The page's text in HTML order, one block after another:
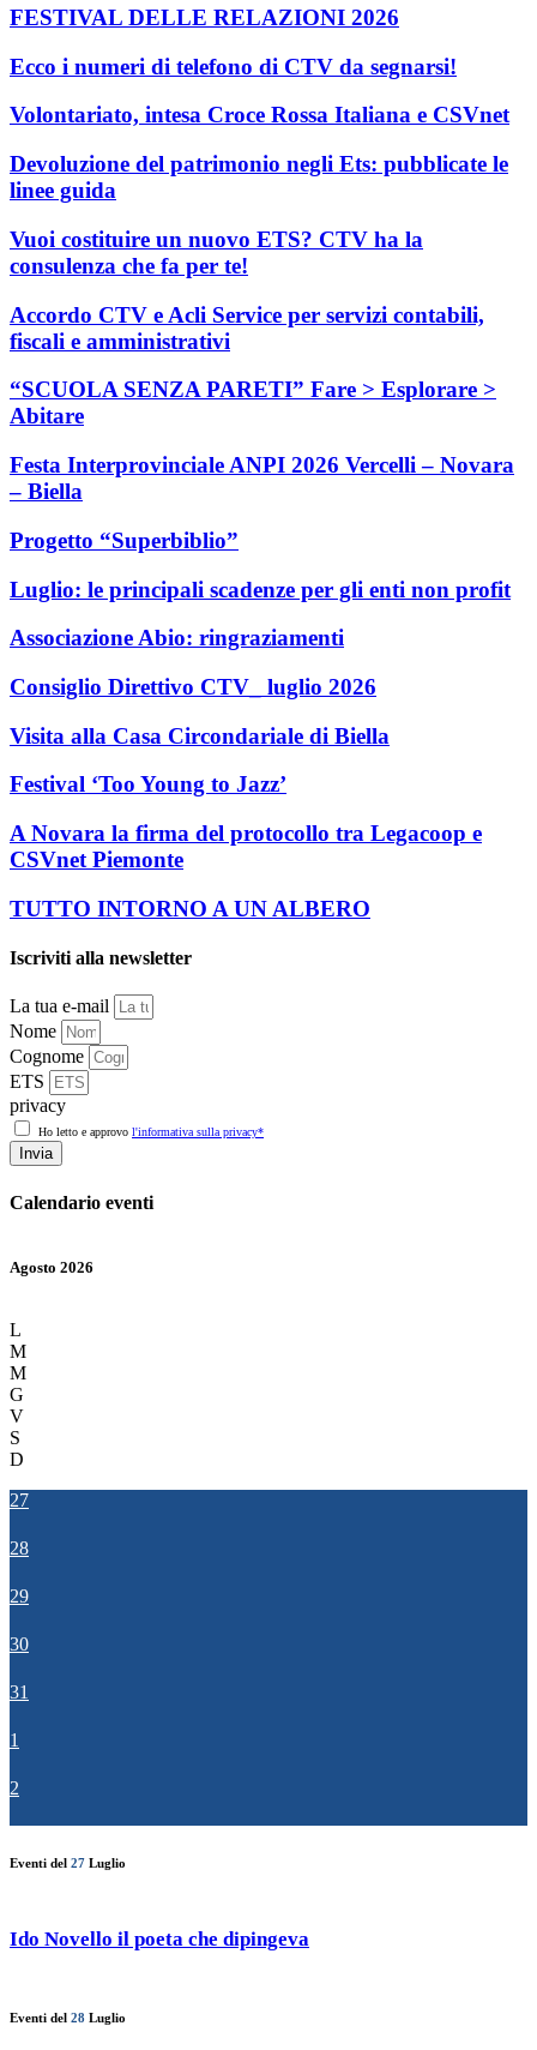
FESTIVAL DELLE RELAZIONI 2026
Ecco i numeri di telefono di CTV da segnarsi!
Volontariato, intesa Croce Rossa Italiana e CSVnet
Devoluzione del patrimonio negli Ets: pubblicate le
linee guida
Vuoi costituire un nuovo ETS? CTV ha la
consulenza che fa per te!
Accordo CTV e Acli Service per servizi contabili,
fiscali e amministrativi
“SCUOLA SENZA PARETI” Fare > Esplorare >
Abitare
Festa Interprovinciale ANPI 2026 Vercelli – Novara
– Biella
Progetto “Superbiblio”
Luglio: le principali scadenze per gli enti non profit
Associazione Abio: ringraziamenti
Consiglio Direttivo CTV_ luglio 2026
Visita alla Casa Circondariale di Biella
Festival ‘Too Young to Jazz’
A Novara la firma del protocollo tra Legacoop e
CSVnet Piemonte
TUTTO INTORNO A UN ALBERO
Iscriviti alla newsletter
La tua e-mail
Nome
Cognome
ETS
privacy
Ho letto e approvo l'informativa sulla privacy*
Invia
Calendario eventi
Agosto 2026
L
M
M
G
V
S
D
27
28
29
30
31
1
2
Eventi del 27 Luglio
Ido Novello il poeta che dipingeva
Eventi del 28 Luglio